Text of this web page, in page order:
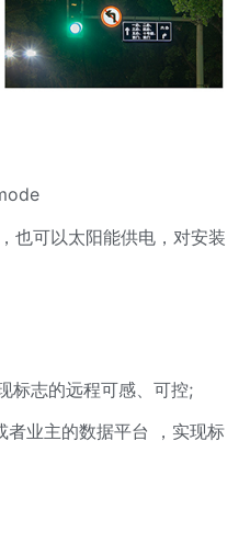
可以太阳能供电，对安装
志的远程可感、可控;
业主的数据平台 ，实现标